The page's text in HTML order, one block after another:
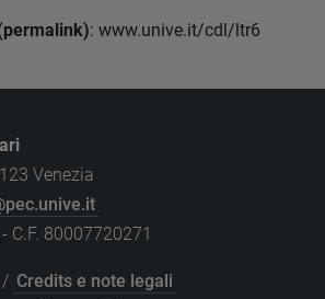
: www.unive.it/cdl/ltr6
Venezia
C.F. 80007720271
/ Credits e note legali